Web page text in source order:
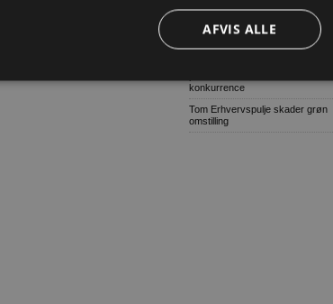
sikkerhed på udvidet
konkurrence
Tom Erhvervspulje skader grøn
omstilling
AFVIS ALLE